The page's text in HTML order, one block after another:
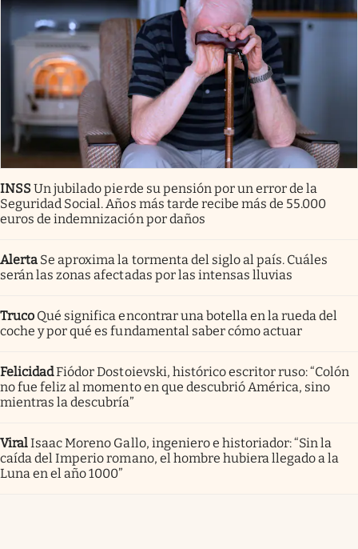
INSSUn jubilado pierde su pensión por un error de la
Seguridad Social. Años más tarde recibe más de 55.000
euros de indemnización por daños
Alerta Se aproxima la tormenta del siglo al país. Cuáles
serán las zonas afectadas por las intensas lluvias
Truco Qué significa encontrar una botella en la rueda del
coche y por qué es fundamental saber cómo actuar
FelicidadFiódor Dostoievski, histórico escritor ruso: “Colón
no fue feliz al momento en que descubrió América, sino
mientras la descubría”
ViralIsaac Moreno Gallo, ingeniero e historiador: “Sin la
caída del Imperio romano, el hombre hubiera llegado a la
Luna en el año 1000”